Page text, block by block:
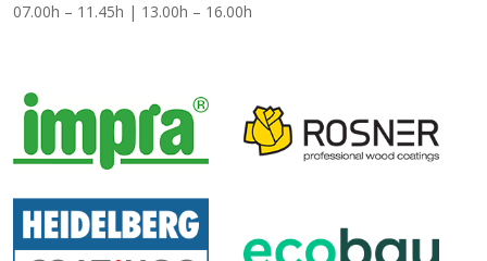
07.00h – 11.45h | 13.00h – 16.00h